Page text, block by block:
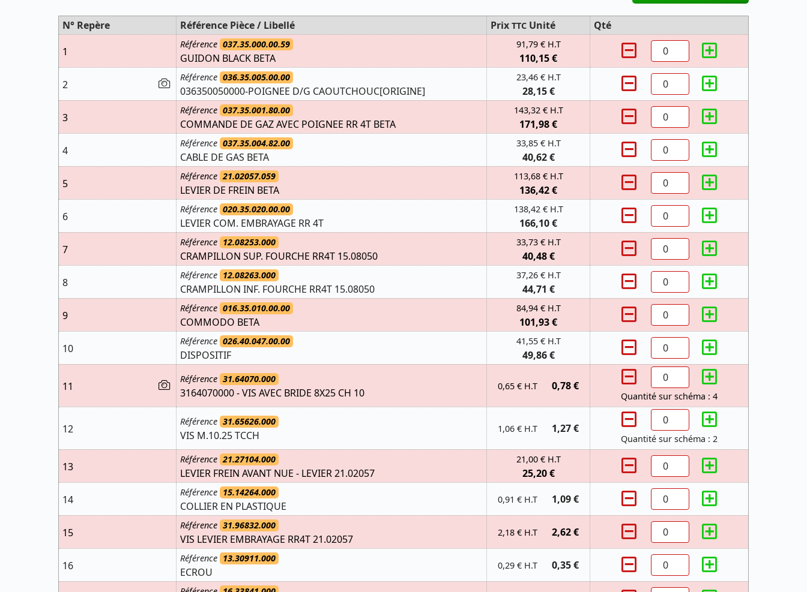
N° Repère Référence Pièce / Libellé Prix TTC Unité
Qté
1
Référence 037.35.000.00.59
GUIDON BLACK BETA
91,79 € H.T
110,15 €
2
Référence 036.35.005.00.00
036350050000-POIGNEE D/G CAOUTCHOUC[ORIGINE]
23,46 € H.T
28,15 €
3
Référence 037.35.001.80.00
COMMANDE DE GAZ AVEC POIGNEE RR 4T BETA
143,32 € H.T
171,98 €
4
Référence 037.35.004.82.00
CABLE DE GAS BETA
33,85 € H.T
40,62 €
5
Référence 21.02057.059
LEVIER DE FREIN BETA
113,68 € H.T
136,42 €
6
Référence 020.35.020.00.00
LEVIER COM. EMBRAYAGE RR 4T
138,42 € H.T
166,10 €
7
Référence 12.08253.000
CRAMPILLON SUP. FOURCHE RR4T 15.08050
33,73 € H.T
40,48 €
8
Référence 12.08263.000
CRAMPILLON INF. FOURCHE RR4T 15.08050
37,26 € H.T
44,71 €
9
Référence 016.35.010.00.00
COMMODO BETA
84,94 € H.T
101,93 €
10
Référence 026.40.047.00.00
DISPOSITIF
41,55 € H.T
49,86 €
11
Référence 31.64070.000
3164070000 - VIS AVEC BRIDE 8X25 CH 10
0,65 € H.T 0,78 €
Quantité sur schéma : 4
12
Référence 31.65626.000
VIS M.10.25 TCCH
1,06 € H.T 1,27 €
Quantité sur schéma : 2
13
Référence 21.27104.000
LEVIER FREIN AVANT NUE - LEVIER 21.02057
21,00 € H.T
25,20 €
14
Référence 15.14264.000
COLLIER EN PLASTIQUE
0,91 € H.T 1,09 €
15
Référence 31.96832.000
VIS LEVIER EMBRAYAGE RR4T 21.02057
2,18 € H.T 2,62 €
16
Référence 13.30911.000
ECROU
0,29 € H.T 0,35 €